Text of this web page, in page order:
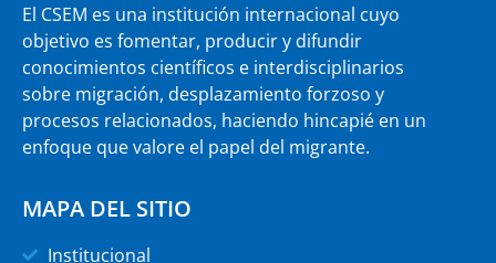
El CSEM es una institución internacional cuyo
objetivo es fomentar, producir y difundir
conocimientos científicos e interdisciplinarios
sobre migración, desplazamiento forzoso y
procesos relacionados, haciendo hincapié en un
enfoque que valore el papel del migrante.
MAPA DEL SITIO
Institucional